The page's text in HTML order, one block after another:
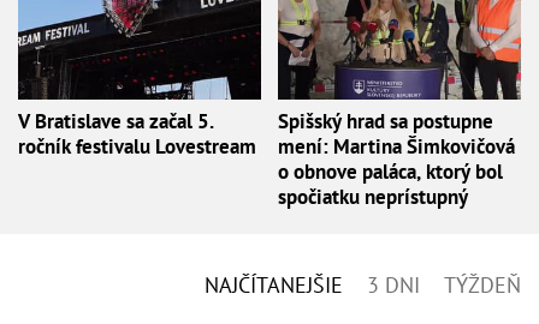
V Bratislave sa začal 5.
ročník festivalu Lovestream
Spišský hrad sa postupne
mení: Martina Šimkovičová
o obnove paláca, ktorý bol
spočiatku neprístupný
NAJČÍTANEJŠIE 3 DNI TÝŽDEŇ